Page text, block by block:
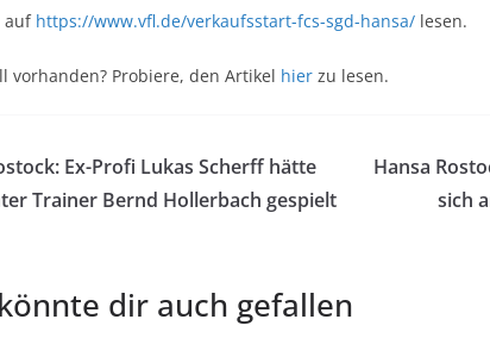
auf https://www.vfl.de/verkaufsstart-fcs-sgd-hansa/lesen.
vorhanden? Probiere, den Artikel hierzu lesen.
Ex-Profi Lukas Scherff hätte
Trainer Bernd Hollerbach gespielt
Hansa
sich
dir auch gefallen